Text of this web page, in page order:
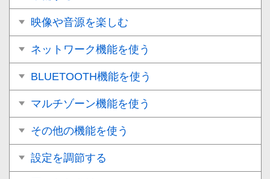
映像や音源を楽しむ
ネットワーク機能を使う
BLUETOOTH機能を使う
マルチゾーン機能を使う
その他の機能を使う
設定を調節する